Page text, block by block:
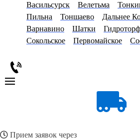
Васильсурск
Велетьма
Пильна
Тоншаево
Дальнее
Варнавино
Шатки Гидроторф
Сокольское
Первомайское
Прием заявок через